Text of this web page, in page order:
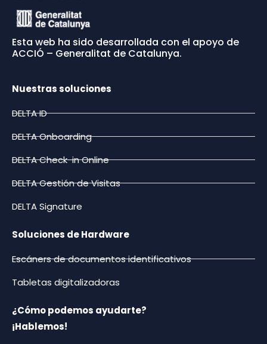
Esta web ha sido desarrollada con el apoyo de
ACCIÓ – Generalitat de Catalunya.
Nuestras soluciones
DELTA ID
DELTA Onboarding
DELTA Check-in Online
DELTA Gestión de Visitas
DELTA Signature
Soluciones de Hardware
Escáners de documentos identificativos
Tabletas digitalizadoras
¿Cómo podemos ayudarte?
¡Hablemos!